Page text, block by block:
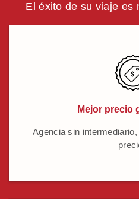
El éxito de su viaje es
Mejor precio
Agencia sin